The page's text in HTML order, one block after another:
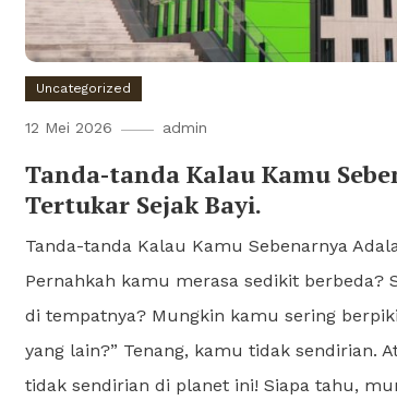
Uncategorized
12 Mei 2026 admin
Tanda-tanda Kalau Kamu
Tertukar Sejak Bayi.
Tanda-tanda Kalau Kamu Sebenarnya
Pernahkah kamu merasa sedikit berbeda?
di tempatnya? Mungkin kamu sering
yang lain?” Tenang, kamu tidak sendirian.
tidak sendirian di planet ini! Siapa tahu,